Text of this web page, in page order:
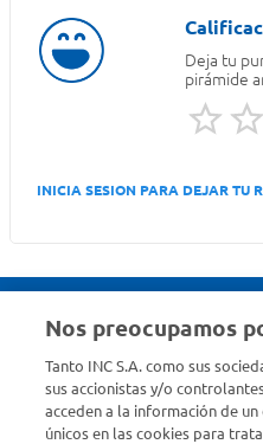
Deja tu
pirámide
INICIA SESION PARA DEJAR TU
Estamos para ayudarte
Nos preocupamos
Tanto INC S.A. como sus
sus accionistas y/o
acceden a la información de
únicos en las cookies para